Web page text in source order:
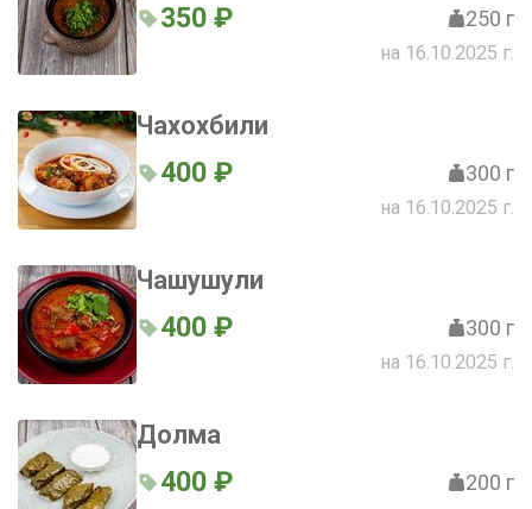
350 ₽ 250 г
на 16.10.2025 г.
Чахохбили
400 ₽ 300 г
на 16.10.2025 г.
Чашушули
400 ₽ 300 г
на 16.10.2025 г.
Долма
400 ₽ 200 г